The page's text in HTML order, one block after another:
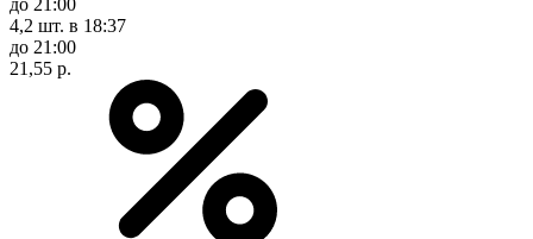
4,2 шт. в 18:37
до 21:00
21,55 р.